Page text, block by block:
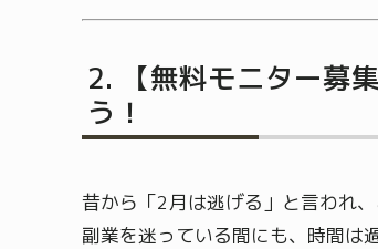
【無料モニター募
う！
昔から「2月は逃げる」と言われ
副業を迷っている間にも、時間は